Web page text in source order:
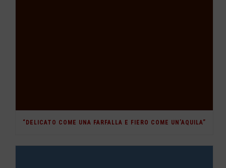
“DELICATO COME UNA FARFALLA E FIERO COME UN’AQUILA”